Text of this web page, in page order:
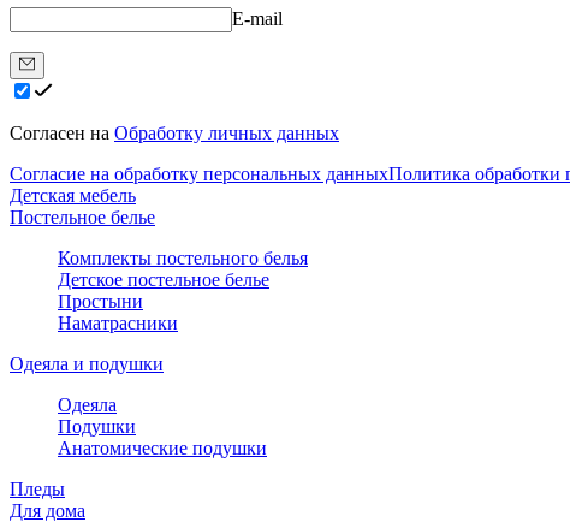
E-mail
Согласен на Обработку личных данных
Согласие на обработку персональных данныхПолитика обработки
Детская мебель
Постельное белье
Комплекты постельного белья
Детское постельное белье
Простыни
Наматрасники
Одеяла и подушки
Одеяла
Подушки
Анатомические подушки
Пледы
Для дома